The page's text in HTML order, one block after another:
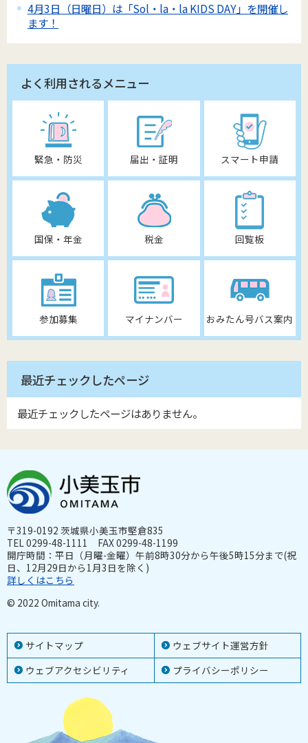
4月3日（日曜日）は「Sol・la・la KIDS DAY」を開催し
ます！
よく利用されるメニュー
緊急・防災 届出・証明 スマート申請
国保・年金 税金 回覧板
参加募集 マイナンバー おみたん号バス案内
最近チェックしたページ
最近チェックしたページはありません。
サイトマップ
ウェブサイト運営方針
ウェブアクセシビリティ
プライバシーポリシー
〒319-0192 茨城県小美玉市堅倉835
TEL 0299-48-1111 FAX 0299-48-1199
開庁時間：平日（月曜-金曜）午前8時30分から午後5時15分まで(祝
日、12月29日から1月3日を除く)
詳しくはこちら
© 2022 Omitama city.